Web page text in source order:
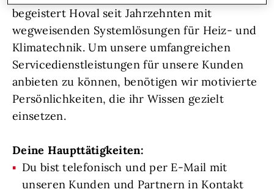
begeistert Hoval seit Jahrzehnten mit
wegweisenden Systemlösungen für Heiz- und
Klimatechnik. Um unsere umfangreichen
Servicedienstleistungen für unsere Kunden
anbieten zu können, benötigen wir motivierte
Persönlichkeiten, die ihr Wissen gezielt
einsetzen.
Deine Haupttätigkeiten:
Du bist telefonisch und per E-Mail mit
unseren Kunden und Partnern in Kontakt